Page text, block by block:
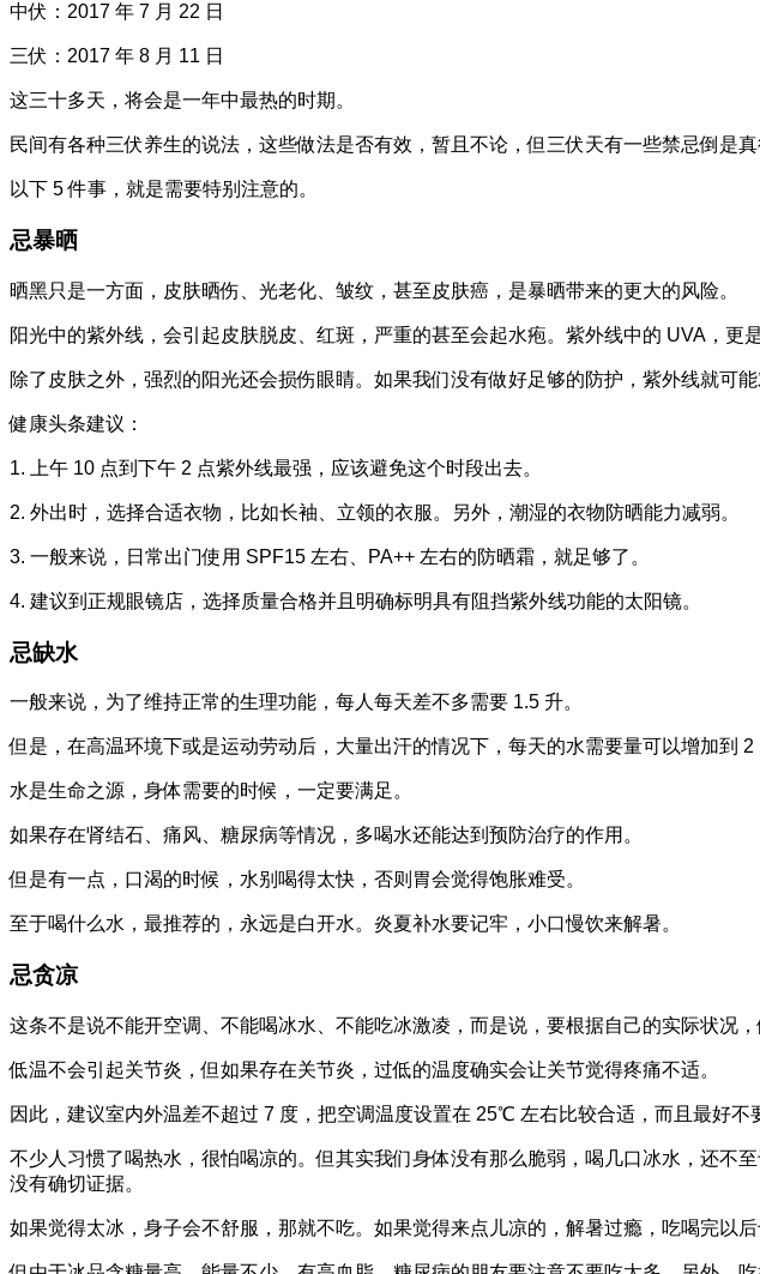
中伏：2017 年 7 月 22 日
三伏：2017 年 8 月 11 日
这三十多天，将会是一年中最热的时期。
民间有各种三伏养生的说法，这些做法是否有效，暂且不论，但三伏天有一些禁忌倒是真
以下 5 件事，就是需要特别注意的。
忌暴晒
晒黑只是一方面，皮肤晒伤、光老化、皱纹，甚至皮肤癌，是暴晒带来的更大的风险。
阳光中的紫外线，会引起皮肤脱皮、红斑，严重的甚至会起水疱。紫外线中的 UVA，
除了皮肤之外，强烈的阳光还会损伤眼睛。如果我们没有做好足够的防护，紫外线就可
健康头条建议：
1. 上午 10 点到下午 2 点紫外线最强，应该避免这个时段出去。
2. 外出时，选择合适衣物，比如长袖、立领的衣服。另外，潮湿的衣物防晒能力减弱。
3. 一般来说，日常出门使用 SPF15 左右、PA++ 左右的防晒霜，就足够了。
4. 建议到正规眼镜店，选择质量合格并且明确标明具有阻挡紫外线功能的太阳镜。
忌缺水
一般来说，为了维持正常的生理功能，每人每天差不多需要 1.5 升。
但是，在高温环境下或是运动劳动后，大量出汗的情况下，每天的水需要量可以增加到 2
水是生命之源，身体需要的时候，一定要满足。
如果存在肾结石、痛风、糖尿病等情况，多喝水还能达到预防治疗的作用。
但是有一点，口渴的时候，水别喝得太快，否则胃会觉得饱胀难受。
至于喝什么水，最推荐的，永远是白开水。炎夏补水要记牢，小口慢饮来解暑。
忌贪凉
这条不是说不能开空调、不能喝冰水、不能吃冰激凌，而是说，要根据自己的实际状况，
低温不会引起关节炎，但如果存在关节炎，过低的温度确实会让关节觉得疼痛不适。
因此，建议室内外温差不超过 7 度，把空调温度设置在 25℃ 左右比较合适，而且最好不
不少人习惯了喝热水，很怕喝凉的。但其实我们身体没有那么脆弱，喝几口冰水，还不
没有确切证据。
如果觉得太冰，身子会不舒服，那就不吃。如果觉得来点儿凉的，解暑过瘾，吃喝完以